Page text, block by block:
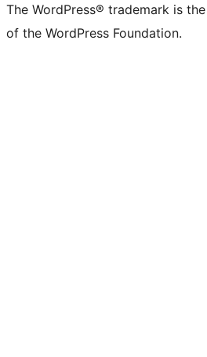
The WordPress® trademark is
of the WordPress Foundation.